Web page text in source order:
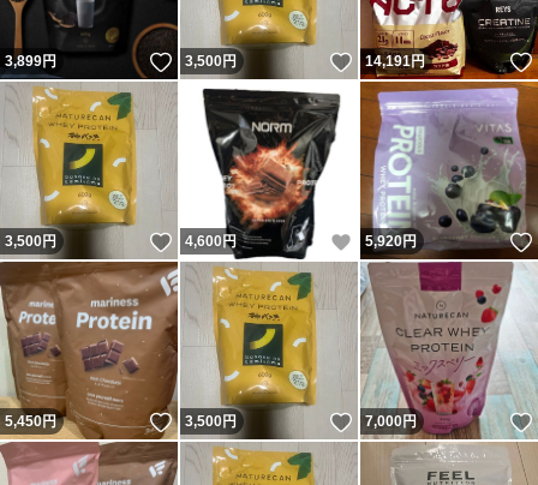
3,899円 いいね！
3,500円 いいね！
14,191円
3,500円 いいね！
4,600 円 いいね！
5,920円
5,450円 いいね！
3,500円 いいね！
7,000円